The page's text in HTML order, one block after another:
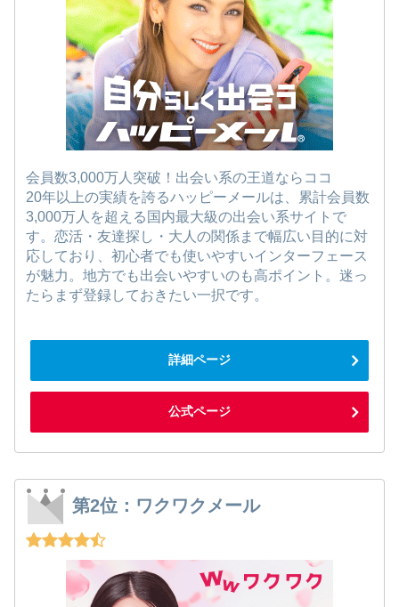
会員数3,000万人突破！出会い系の王道ならココ
20年以上の実績を誇るハッピーメールは、累計会員数
3,000万人を超える国内最大級の出会い系サイトで
す。恋活・友達探し・大人の関係まで幅広い目的に対
応しており、初心者でも使いやすいインターフェース
が魅力。地方でも出会いやすいのも高ポイント。迷っ
たらまず登録しておきたい一択です。
詳細ページ
公式ページ
第2位：ワクワクメール